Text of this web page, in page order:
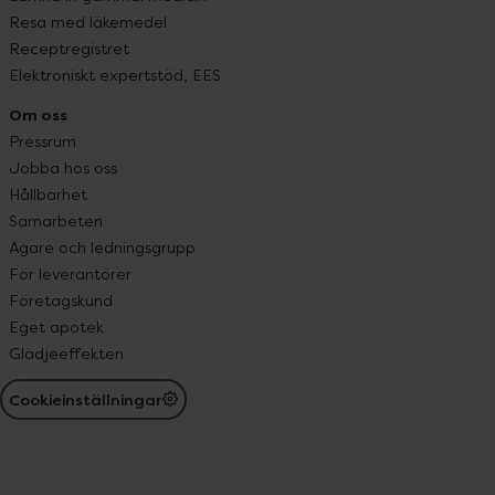
Resa med läkemedel
Receptregistret
Elektroniskt expertstöd, EES
Om oss
Pressrum
Jobba hos oss
Hållbarhet
Samarbeten
Ägare och ledningsgrupp
För leverantörer
Företagskund
Eget apotek
Glädjeeffekten
Cookieinställningar